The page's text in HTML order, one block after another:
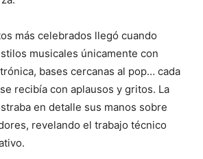
más celebrados llegó cuando
musicales únicamente con
bases cercanas al pop… cada
recibía con aplausos y gritos. La
en detalle sus manos sobre
revelando el trabajo técnico